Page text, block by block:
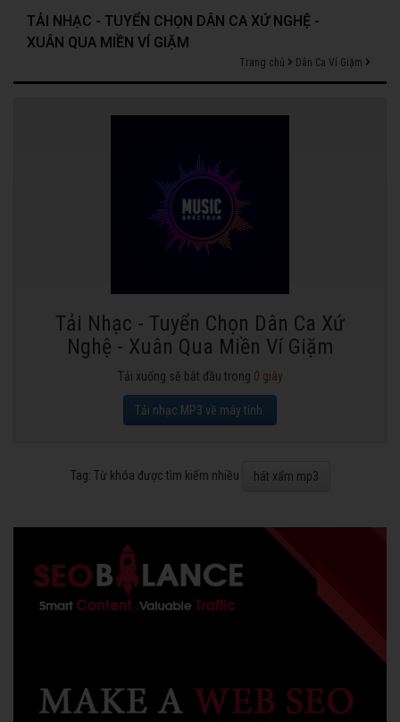
TẢI NHẠC - TUYỂN CHỌN DÂN CA XỨ NGHỆ -
XUÂN QUA MIỀN VÍ GIẶM
Trang chủ Dân Ca Ví Giặm
Tải Nhạc - Tuyển Chọn Dân Ca Xứ
Nghệ - Xuân Qua Miền Ví Giặm
Tải xuống sẽ bắt đầu trong 0 giây
Tải nhạc MP3 về máy tính.
Tag: Từ khóa được tìm kiếm nhiều hát xẩm mp3